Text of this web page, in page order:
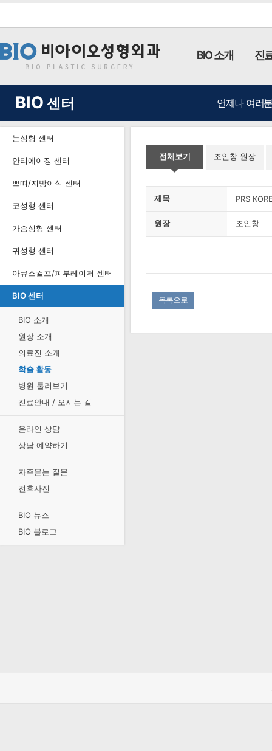
BIO 소개 진
BIO 센터 언제나 여러
눈성형 센터
안티에이징 센터
쁘띠/지방이식 센터
코성형 센터
가슴성형 센터
귀성형 센터
아큐스컬프/피부레이저 센터
BIO 센터
BIO 소개
원장 소개
의료진 소개
학술 활동
병원 둘러보기
진료안내 / 오시는 길
온라인 상담
상담 예약하기
자주묻는 질문
전후사진
BIO 뉴스
BIO 블로그
전체보기 조인창 원장
제목 PRS
원장 조인창
목록으로